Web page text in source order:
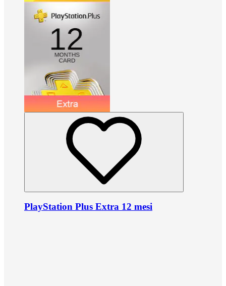
PlayStation Plus Extra 12 mesi